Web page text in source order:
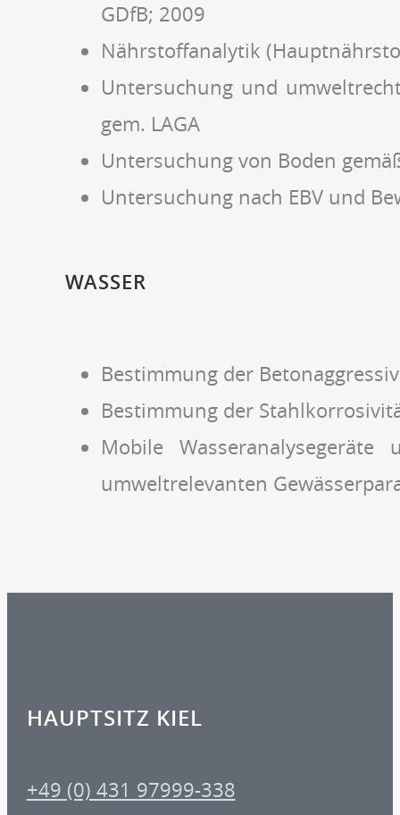
GDfB; 2009
Nährstoffanalytik
Untersuchung und
gem. LAGA
Untersuchung von Boden
Untersuchung nach EBV und
WASSER
Bestimmung der
Bestimmung der
Mobile
umweltrelevanten
HAUPTSITZ KIEL
+49 (0) 431 97999-338